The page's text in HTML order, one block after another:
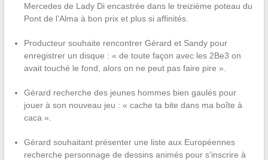
Mercedes de Lady Di encastrée dans le treizième poteau du
Pont de l’Alma à bon prix et plus si affinités.
Producteur souhaite rencontrer Gérard et Sandy pour
enregistrer un disque : « de toute façon avec les 2Be3 on
avait touché le fond, alors on ne peut pas faire pire ».
Gérard recherche des jeunes hommes bien gaulés pour
jouer à son nouveau jeu : « cache ta bite dans ma boîte à
caca ».
Gérard souhaitant présenter une liste aux Européennes
recherche personnage de dessins animés pour s’inscrire à